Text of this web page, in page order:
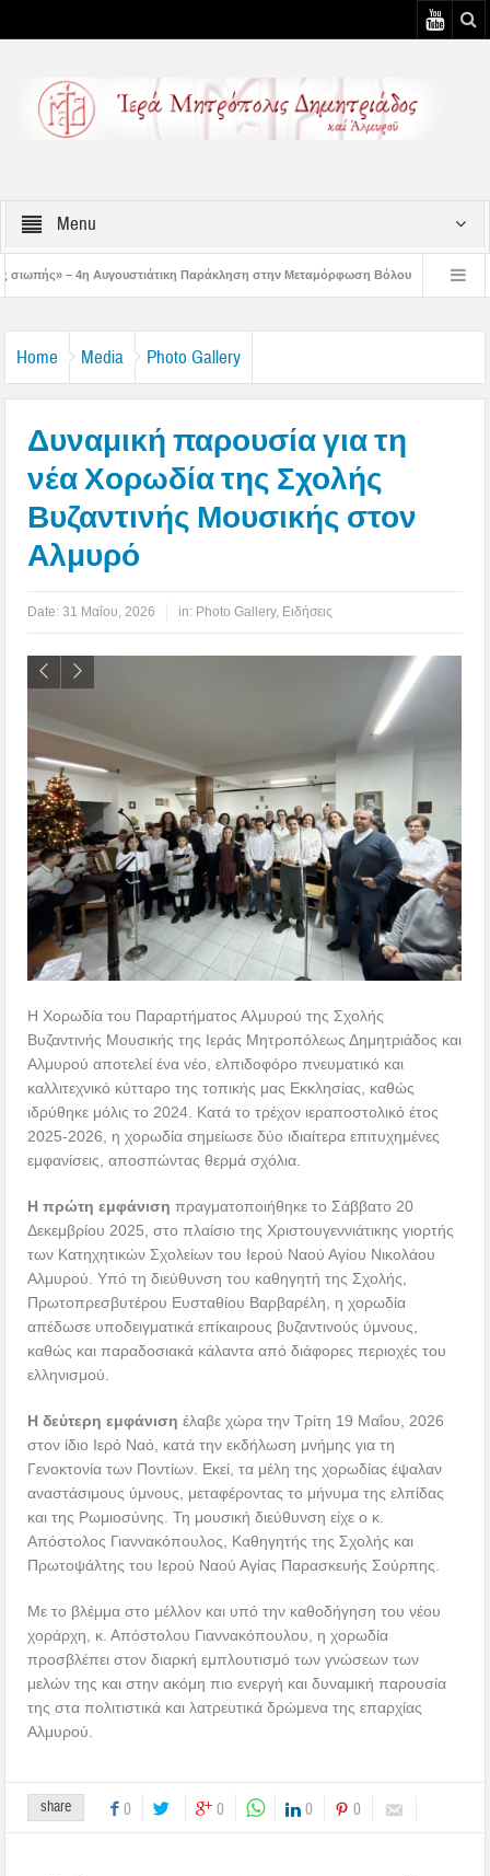
Menu
Παράκληση στην Μεταμόρφωση Βόλου Επίσκεψη του Δ/ντού της Β/
Home Media Photo Gallery
Δυναμική παρουσία για τη
νέα Χορωδία της Σχολής
Βυζαντινής Μουσικής στον
Αλμυρό
Date:31 Μαΐου, 2026 in: Photo Gallery, Ειδήσεις
Η Χορωδία του Παραρτήματος Αλμυρού της Σχολής
Βυζαντινής Μουσικής της Ιεράς Μητροπόλεως Δημητριάδος και
Αλμυρού αποτελεί ένα νέο, ελπιδοφόρο πνευματικό και
καλλιτεχνικό κύτταρο της τοπικής μας Εκκλησίας, καθώς
ιδρύθηκε μόλις το 2024. Κατά το τρέχον ιεραποστολικό έτος
2025-2026, η χορωδία σημείωσε δύο ιδιαίτερα επιτυχημένες
εμφανίσεις, αποσπώντας θερμά σχόλια.
Η πρώτη εμφάνιση πραγματοποιήθηκε το Σάββατο 20
Δεκεμβρίου 2025, στο πλαίσιο της Χριστουγεννιάτικης γιορτής
των Κατηχητικών Σχολείων του Ιερού Ναού Αγίου Νικολάου
Αλμυρού. Υπό τη διεύθυνση του καθηγητή της Σχολής,
Πρωτοπρεσβυτέρου Ευσταθίου Βαρβαρέλη, η χορωδία
απέδωσε υποδειγματικά επίκαιρους βυζαντινούς ύμνους,
καθώς και παραδοσιακά κάλαντα από διάφορες περιοχές του
ελληνισμού.
Η δεύτερη εμφάνιση έλαβε χώρα την Τρίτη 19 Μαΐου, 2026
στον ίδιο Ιερό Ναό, κατά την εκδήλωση μνήμης για τη
Γενοκτονία των Ποντίων. Εκεί, τα μέλη της χορωδίας έψαλαν
αναστάσιμους ύμνους, μεταφέροντας το μήνυμα της ελπίδας
και της Ρωμιοσύνης. Τη μουσική διεύθυνση είχε ο κ.
Απόστολος Γιαννακόπουλος, Καθηγητής της Σχολής και
Πρωτοψάλτης του Ιερού Ναού Αγίας Παρασκευής Σούρπης.
Με το βλέμμα στο μέλλον και υπό την καθοδήγηση του νέου
χοράρχη, κ. Απόστολου Γιαννακόπουλου, η χορωδία
προσβλέπει στον διαρκή εμπλουτισμό των γνώσεων των
μελών της και στην ακόμη πιο ενεργή και δυναμική παρουσία
της στα πολιτιστικά και λατρευτικά δρώμενα της επαρχίας
Αλμυρού.
share 0 0 0 0